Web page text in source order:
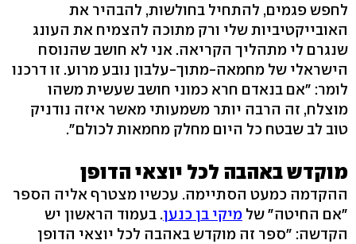
לחפש פגמים, להתחיל בחולשות, להבהיר את
האובייקטיביות שלי ורק מתוכה להצמיח את העונג
שנגרם לי מתהליך הקריאה. אני לא חושב שהנוסח
הישראלי של מחמאה-מתוך-עלבון נובע מרוע. זו דרכנו
לומר: "אם בנאדם חרא כמוני חושב שעשית משהו
מוצלח, זה הרבה יותר משמעותי מאשר איזה נודניק
טוב לב שבטח כל היום מחלק מחמאות לכולם".
מוקדש באהבה לכל יוצאי הדופן
ההקדמה כמעט הסתיימה. עכשיו מצטרף אליה הספר
"אם החיטה" של מיקי בן כנען. בעמוד הראשון יש
הקדשה: "ספר זה מוקדש באהבה לכל יוצאי הדופן